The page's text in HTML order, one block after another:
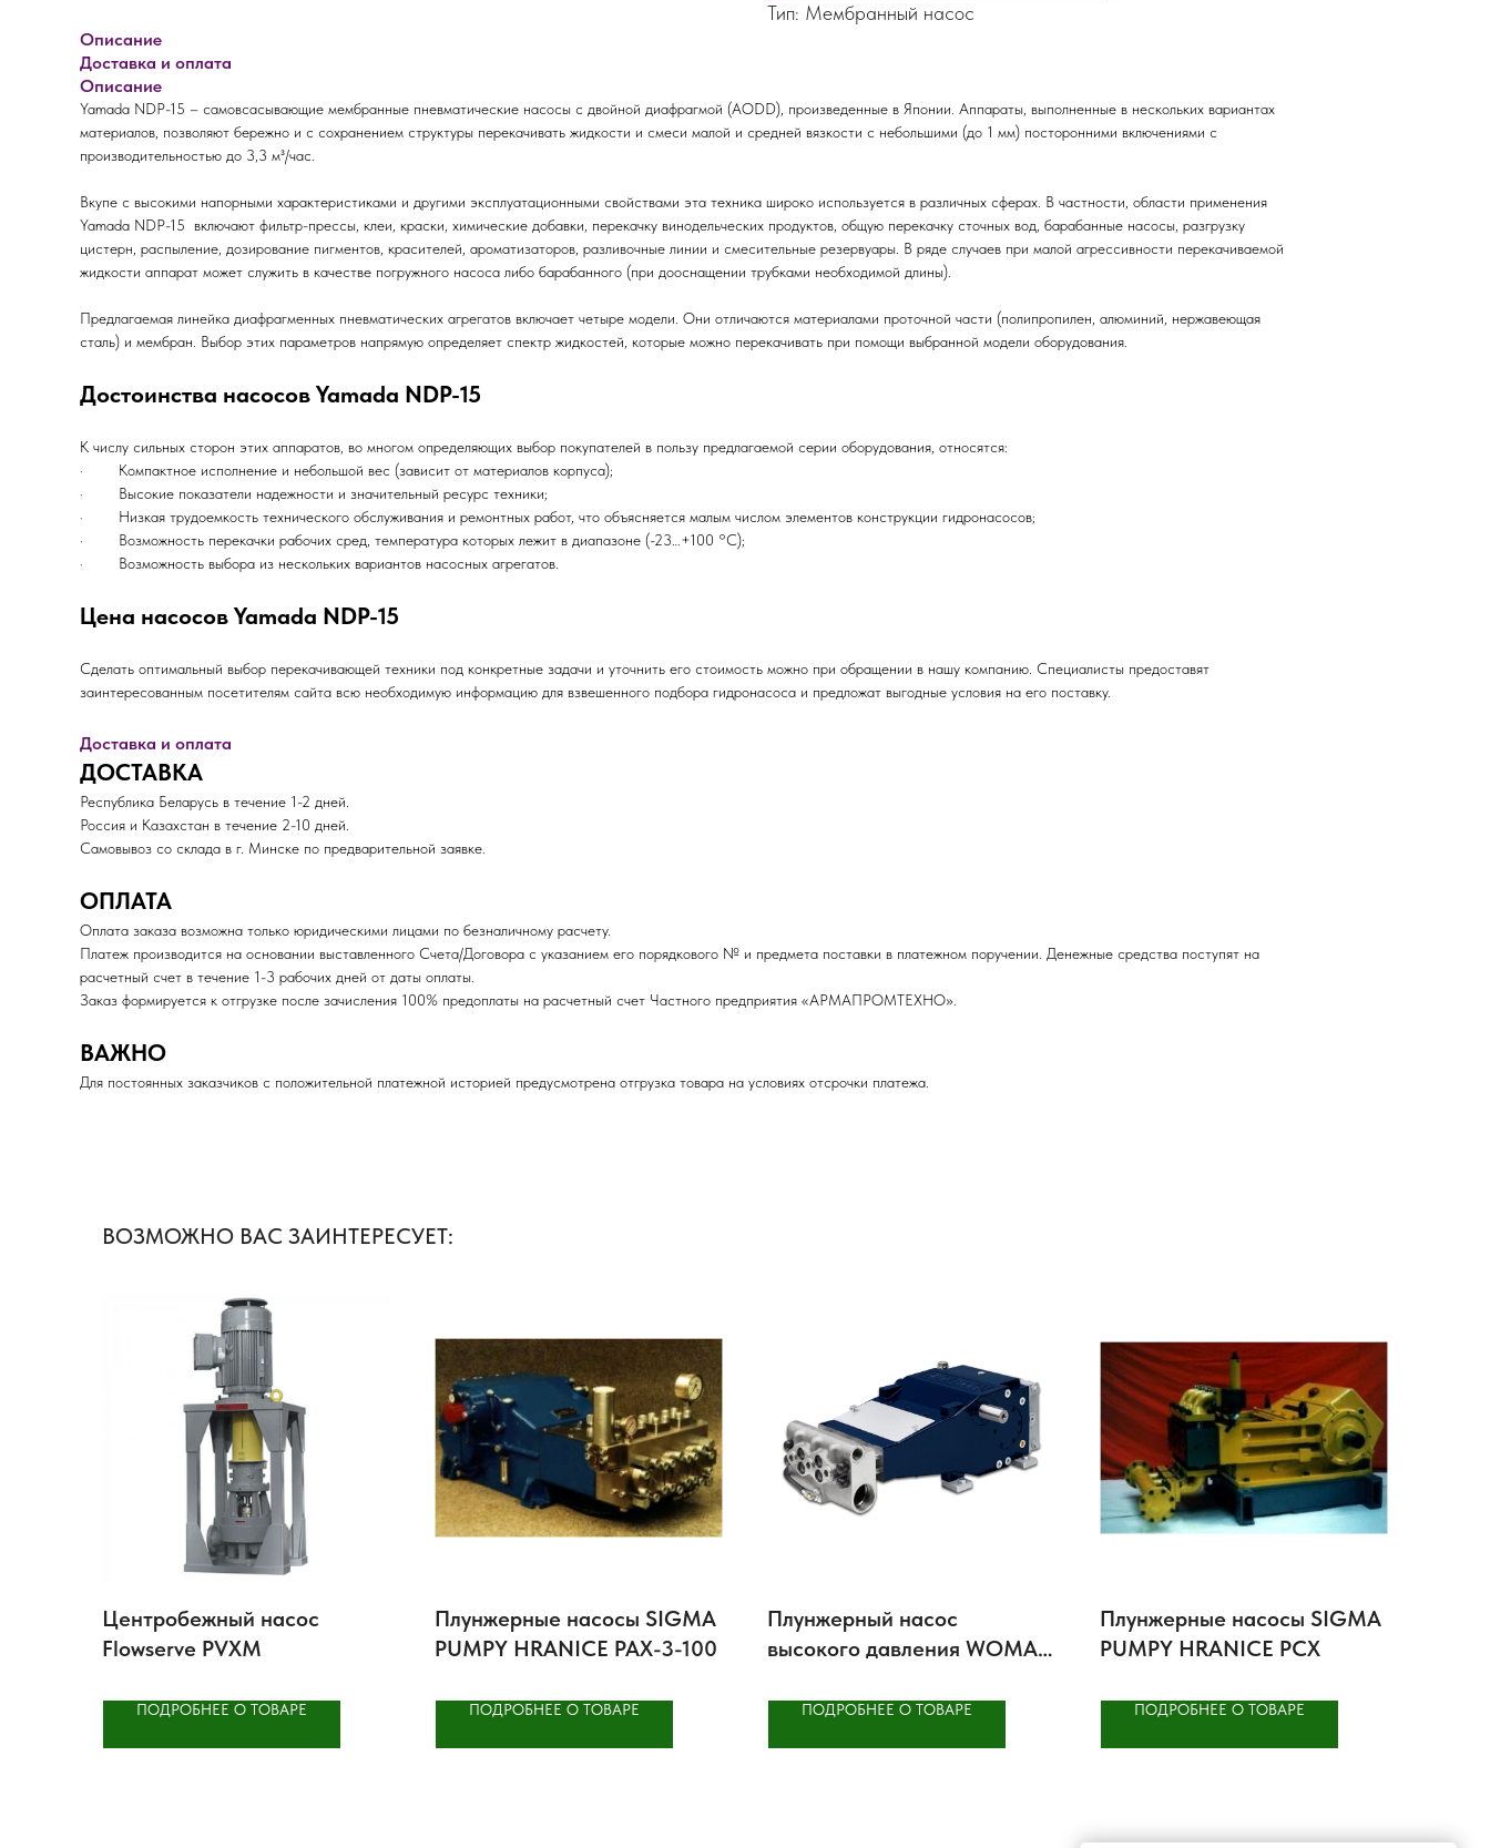
Тип: Мембранный насос
Описание
Доставка и оплата
Описание
Yamada NDP-15 – самовсасывающие мембранные пневматические насосы с двойной диафрагмой (AODD), произведенные в Японии. Аппараты, выполненные в нескольких вариантах
материалов, позволяют бережно и с сохранением структуры перекачивать жидкости и смеси малой и средней вязкости с небольшими (до 1 мм) посторонними включениями с
производительностью до 3,3 м³/час.
Вкупе с высокими напорными характеристиками и другими эксплуатационными свойствами эта техника широко используется в различных сферах. В частности, области применения
Yamada NDP-15 включают фильтр-прессы, клеи, краски, химические добавки, перекачку винодельческих продуктов, общую перекачку сточных вод, барабанные насосы, разгрузку
цистерн, распыление, дозирование пигментов, красителей, ароматизаторов, разливочные линии и смесительные резервуары. В ряде случаев при малой агрессивности перекачиваемой
жидкости аппарат может служить в качестве погружного насоса либо барабанного (при дооснащении трубками необходимой длины).
Предлагаемая линейка диафрагменных пневматических агрегатов включает четыре модели. Они отличаются материалами проточной части (полипропилен, алюминий, нержавеющая
сталь) и мембран. Выбор этих параметров напрямую определяет спектр жидкостей, которые можно перекачивать при помощи выбранной модели оборудования.
Достоинства насосов Yamada NDP-15
К числу сильных сторон этих аппаратов, во многом определяющих выбор покупателей в пользу предлагаемой серии оборудования, относятся:
· Компактное исполнение и небольшой вес (зависит от материалов корпуса);
· Высокие показатели надежности и значительный ресурс техники;
· Низкая трудоемкость технического обслуживания и ремонтных работ, что объясняется малым числом элементов конструкции гидронасосов;
· Возможность перекачки рабочих сред, температура которых лежит в диапазоне (-23…+100 °C);
· Возможность выбора из нескольких вариантов насосных агрегатов.
Цена насосов Yamada NDP-15
Сделать оптимальный выбор перекачивающей техники под конкретные задачи и уточнить его стоимость можно при обращении в нашу компанию. Специалисты предоставят
заинтересованным посетителям сайта всю необходимую информацию для взвешенного подбора гидронасоса и предложат выгодные условия на его поставку.
Доставка и оплата
ДОСТАВКА
Республика Беларусь в течение 1-2 дней.
Россия и Казахстан в течение 2-10 дней.
Самовывоз со склада в г. Минске по предварительной заявке.
ОПЛАТА
Оплата заказа возможна только юридическими лицами по безналичному расчету.
Платеж производится на основании выставленного Счета/Договора с указанием его порядкового № и предмета поставки в платежном поручении. Денежные средства поступят на
расчетный счет в течение 1-3 рабочих дней от даты оплаты.
Заказ формируется к отгрузке после зачисления 100% предоплаты на расчетный счет Частного предприятия «АРМАПРОМТЕХНО».
ВАЖНО
Для постоянных заказчиков с положительной платежной историей предусмотрена отгрузка товара на условиях отсрочки платежа.
ВОЗМОЖНО ВАС ЗАИНТЕРЕСУЕТ:
Центробежный насос
Flowserve PVXM
ПОДРОБНЕЕ О ТОВАРЕ
Плунжерные насосы SIGMA
PUMPY HRANICE PAX-3-100
ПОДРОБНЕЕ О ТОВАРЕ
Плунжерный насос
высокого давления WOMA
ПОДРОБНЕЕ О ТОВАРЕ
Плунжерные насосы SIGMA
PUMPY HRANICE PCX
ПОДРОБНЕЕ О ТОВАРЕ